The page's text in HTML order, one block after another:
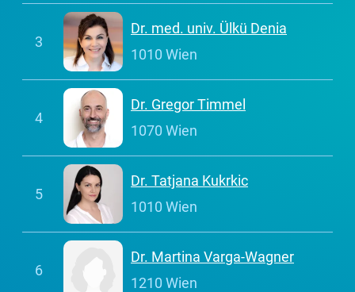
3
Dr. med. univ. Ülkü Denia
1010 Wien
4
Dr. Gregor Timmel
1070 Wien
5
Dr. Tatjana Kukrkic
1010 Wien
6
Dr. Martina Varga-Wagner
1210 Wien